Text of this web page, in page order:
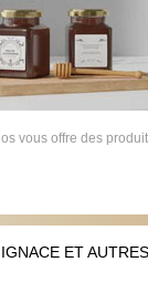
vous offre des
ET